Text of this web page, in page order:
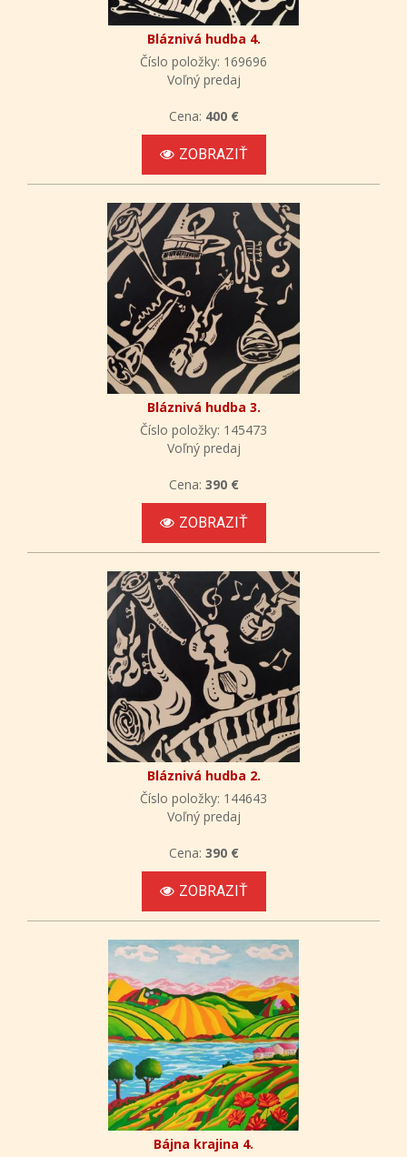
Bláznivá hudba 4.
Číslo položky: 169696
Voľný predaj
Cena: 400 €
ZOBRAZIŤ
Bláznivá hudba 3.
Číslo položky: 145473
Voľný predaj
Cena: 390 €
ZOBRAZIŤ
Bláznivá hudba 2.
Číslo položky: 144643
Voľný predaj
Cena: 390 €
ZOBRAZIŤ
Bájna krajina 4.